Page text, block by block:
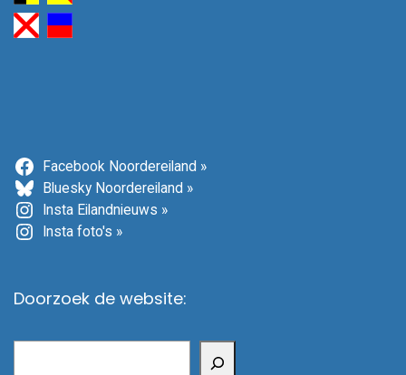
Facebook Noordereiland »
Bluesky Noordereiland »
Insta Eilandnieuws »
Insta foto's »
Doorzoek de website: